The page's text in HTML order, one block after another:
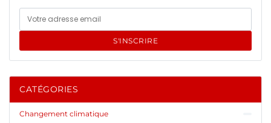
S'INSCRIRE
CATÉGORIES
Changement climatique